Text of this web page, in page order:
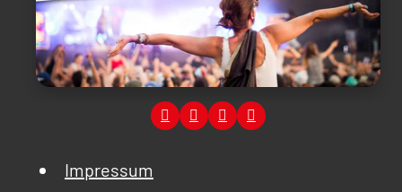
Impressum